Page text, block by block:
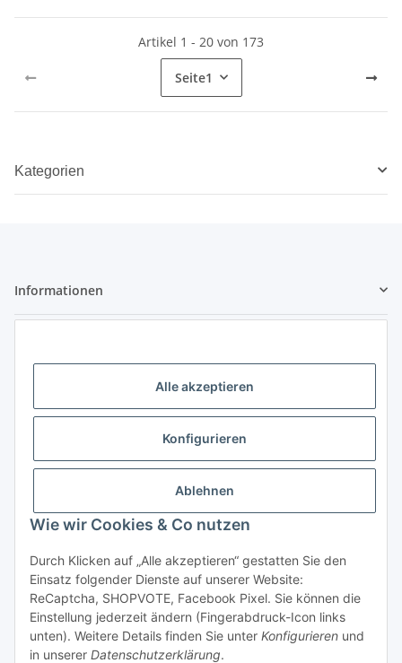
Alle akzeptieren
Konfigurieren
Ablehnen
Wie wir Cookies & Co nutzen
Durch Klicken auf „Alle akzeptieren“ gestatten Sie den
Einsatz folgender Dienste auf unserer Website:
ReCaptcha, SHOPVOTE, Facebook Pixel. Sie können die
Einstellung jederzeit ändern (Fingerabdruck-Icon links
unten). Weitere Details finden Sie unter Konfigurieren und
in unserer Datenschutzerklärung.
Artikel 1 - 20 von 173
Seite1
Kategorien
Informationen
Little Pippa - Inh. Philippa Bach
47269 Duisburg
E-Mail: hallo@littlepippa.de
Vertrag widerrufen
* Alle Preise inkl. gesetzlicher USt., zzgl.Versand